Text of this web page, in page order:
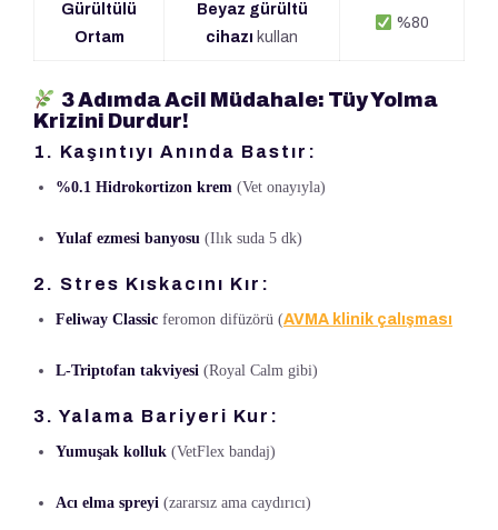
Gürültülü
Ortam
Beyaz gürültü
cihazı kullan
%80
3 Adımda Acil Müdahale: Tüy Yolma
Krizini Durdur!
1. Kaşıntıyı Anında Bastır:
%0.1 Hidrokortizon krem (Vet onayıyla)
Yulaf ezmesi banyosu (Ilık suda 5 dk)
2. Stres Kıskacını Kır:
Feliway Classic feromon difüzörü (AVMA klinik çalışması
L-Triptofan takviyesi (Royal Calm gibi)
3. Yalama Bariyeri Kur:
Yumuşak kolluk (VetFlex bandaj)
Acı elma spreyi (zararsız ama caydırıcı)